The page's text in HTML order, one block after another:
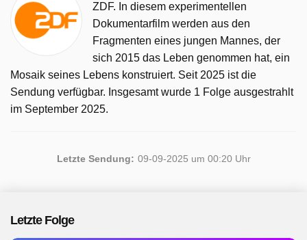
ZDF. In diesem experimentellen
Dokumentarfilm werden aus den
Fragmenten eines jungen Mannes, der
sich 2015 das Leben genommen hat, ein
Mosaik seines Lebens konstruiert. Seit 2025 ist die
Sendung verfügbar. Insgesamt wurde 1 Folge ausgestrahlt
im September 2025.
Letzte Sendung: 09-09-2025 um 00:20 Uhr
Letzte Folge